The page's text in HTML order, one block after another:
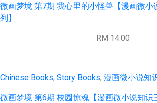
微画梦境 第7期 我心里的小怪兽【漫画微小
列】
RM 14.00
Chinese Books, Story Books, 漫画微小说知
微画梦境 第6期 校园惊魂【漫画微小说知识